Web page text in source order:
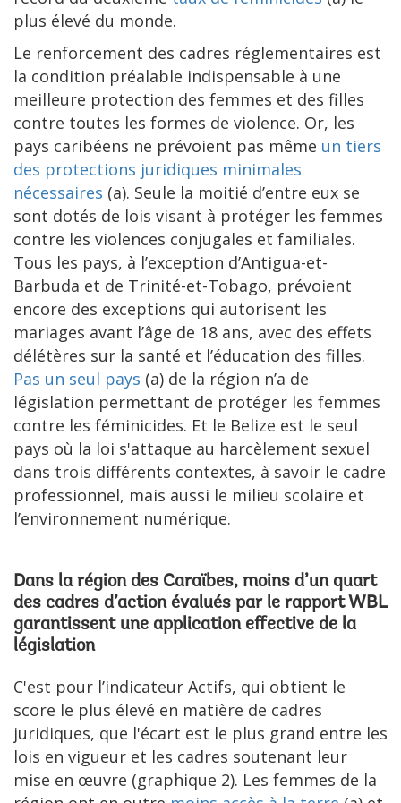
plus élevé du monde.
Le renforcement des cadres réglementaires est
la condition préalable indispensable à une
meilleure protection des femmes et des filles
contre toutes les formes de violence. Or, les
pays caribéens ne prévoient pas même un tiers
des protections juridiques minimales
nécessaires (a). Seule la moitié d’entre eux se
sont dotés de lois visant à protéger les femmes
contre les violences conjugales et familiales.
Tous les pays, à l’exception d’Antigua-et-
Barbuda et de Trinité-et-Tobago, prévoient
encore des exceptions qui autorisent les
mariages avant l’âge de 18 ans, avec des effets
délétères sur la santé et l’éducation des filles.
Pas un seul pays (a) de la région n’a de
législation permettant de protéger les femmes
contre les féminicides. Et le Belize est le seul
pays où la loi s'attaque au harcèlement sexuel
dans trois différents contextes, à savoir le cadre
professionnel, mais aussi le milieu scolaire et
l’environnement numérique.
Dans la région des Caraïbes, moins d’un quart
des cadres d’action évalués par le rapport WBL
garantissent une application effective de la
législation
C'est pour l’indicateur Actifs, qui obtient le
score le plus élevé en matière de cadres
juridiques, que l'écart est le plus grand entre les
lois en vigueur et les cadres soutenant leur
mise en œuvre (graphique 2). Les femmes de la